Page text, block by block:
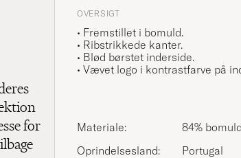
for
OVERSIGT
• Fremstillet i bomuld.
• Ribstrikkede kanter.
• Blød børstet inderside.
• Vævet logo i kontrastfarve på
Materiale:
84%
Oprindelsesland:
Portugal